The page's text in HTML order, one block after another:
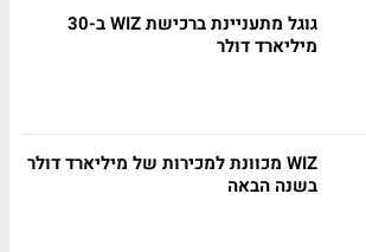
גוגל מתעניינת ברכישת WIZ ב-30
מיליארד דולר
WIZ מכוונת למכירות של מיליארד דולר
בשנה הבאה